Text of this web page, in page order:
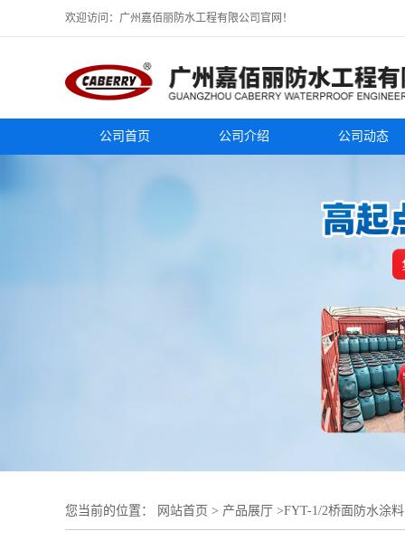
欢迎访问：广州嘉佰丽防水工程有限公司官网！
公司首页 公司介绍 公司动态
您当前的位置： 网站首页 > 产品展厅 >FYT-1/2桥面防水涂料